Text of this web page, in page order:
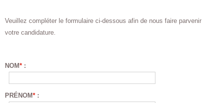
Veuillez compléter le formulaire ci-dessous afin de nous faire parvenir
votre candidature.
NOM* :
PRÉNOM* :